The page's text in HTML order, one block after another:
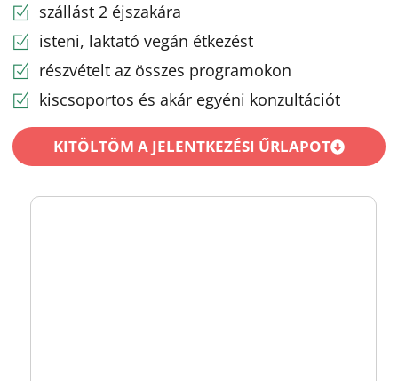
szállást 2 éjszakára
isteni, laktató vegán étkezést
részvételt az összes programokon
kiscsoportos és akár egyéni konzultációt
KITÖLTÖM A JELENTKEZÉSI ŰRLAPOT